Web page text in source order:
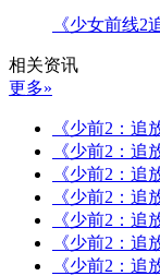
《少女前线
相关资讯
更多»
《少前2：追
《少前2：追
《少前2：追
《少前2：追
《少前2：追
《少前2：
《少前2：